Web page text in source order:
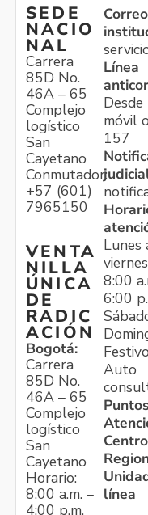
SEDE
NACIO
NAL
Carrera
85D No.
46A – 65
Complejo
logístico
San
Cayetano
Conmutador:
+57 (601)
7965150
VENTA
NILLA
ÚNICA
DE
RADIC
ACIÓN
Bogotá:
Carrera
85D No.
46A – 65
Complejo
logístico
San
Cayetano
Horario:
8:00 a.m. –
4:00 p.m.
Correo
Línea
Desde
móvil
157
Lunes
viernes
8:00
6:00
Auto
línea